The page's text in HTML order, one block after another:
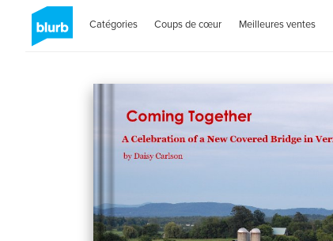
Catégories Coups de cœur Meilleures ventes